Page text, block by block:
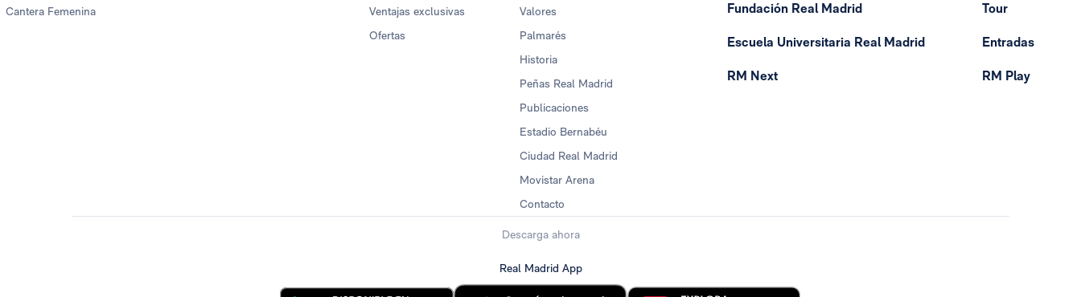
Cantera Femenina
Ventajas exclusivas
Ofertas
Valores
Palmarés
Historia
Peñas Real Madrid
Publicaciones
Estadio Bernabéu
Ciudad Real Madrid
Movistar Arena
Contacto
Fundación Real Madrid
Escuela Universitaria Real Madrid
RM Next
Tour
Entradas
RM Play
Descarga ahora
Real Madrid App